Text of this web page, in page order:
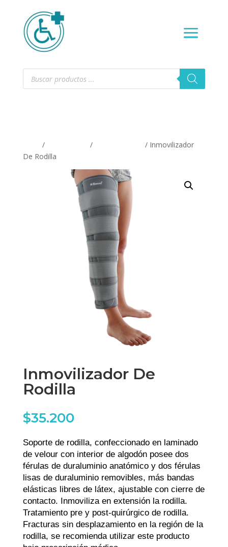
Búsqueda
productos
/ /
/ Inmovilizador
De Rodilla
Inmovilizador De
Rodilla
$35.200
Soporte de rodilla, confeccionado en laminado
de velour con interior de algodón posee dos
férulas de duraluminio anatómico y dos férulas
lisas de duraluminio removibles, más bandas
elásticas libres de látex, ajustable con cierre de
contacto. Inmoviliza en extensión la rodilla.
Tratamiento pre y post-quirúrgico de rodilla.
Fracturas sin desplazamiento en la región de la
rodilla, se recomienda utilizar este producto